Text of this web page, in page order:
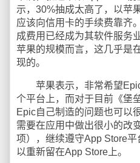
示，30%抽成太高了，以苹
应该向信用卡的手续费靠齐
成费用已经成为其软件服务
苹果的规模而言，这几乎是
现的。
苹果表示，非常希望Epic
个平台上，而对于目前《堡
Epic自己制造的问题也可以
需要在应用中做出很小的改
项），继续遵守App Store
以重新留在App Store上。